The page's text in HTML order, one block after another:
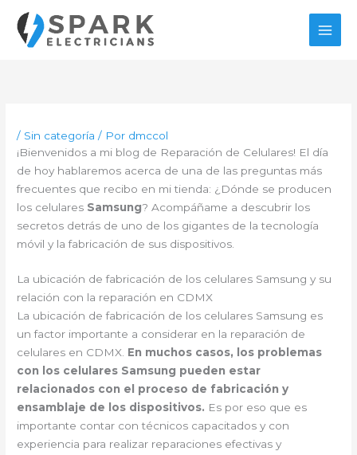
contenido
/ Sin categoría / Por dmccol
¡Bienvenidos a mi blog de Reparación de Celulares! El día
de hoy hablaremos acerca de una de las preguntas más
frecuentes que recibo en mi tienda: ¿Dónde se producen
los celulares Samsung? Acompáñame a descubrir los
secretos detrás de uno de los gigantes de la tecnología
móvil y la fabricación de sus dispositivos.
La ubicación de fabricación de los celulares Samsung y su
relación con la reparación en CDMX
La ubicación de fabricación de los celulares Samsung es
un factor importante a considerar en la reparación de
celulares en CDMX. En muchos casos, los problemas
con los celulares Samsung pueden estar
relacionados con el proceso de fabricación y
ensamblaje de los dispositivos. Es por eso que es
importante contar con técnicos capacitados y con
experiencia para realizar reparaciones efectivas y